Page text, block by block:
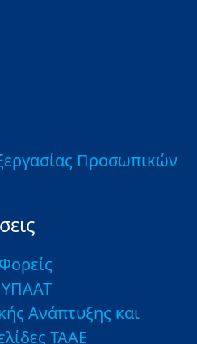
Προσωπικών
ΥΠΑΑΤ
Ανάπτυξης και
ΤΑΑΕ